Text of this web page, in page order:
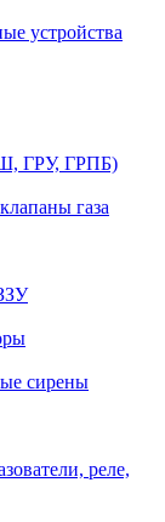
устройства
ГРУ, ГРПБ)
газа
сирены
реле,